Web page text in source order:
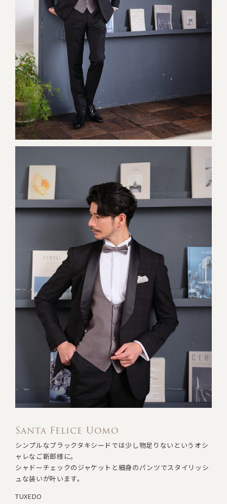
Santa Felice Uomo
シンプルなブラックタキシードでは少し物足りないというオシ
ャレなご新郎様に。
シャドーチェックのジャケットと細身のパンツでスタイリッシ
ュな装いが叶います。
TUXEDO